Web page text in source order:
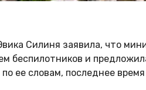
Силиня заявила, что
беспилотников и
ее словам, последнее